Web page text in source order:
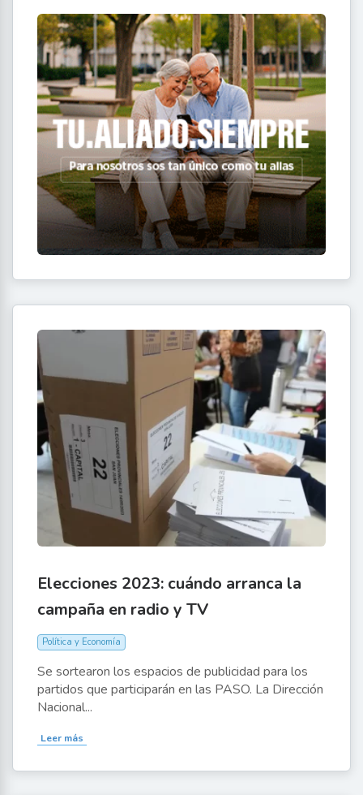
Elecciones 2023: cuándo arranca la
campaña en radio y TV
Política y Economía
Se sortearon los espacios de publicidad para los
partidos que participarán en las PASO. La Dirección
Nacional...
Leer más